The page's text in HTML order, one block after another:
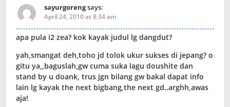
sayurgorengsays:
April 24, 2010 at 8:34 am
apa pula i2 zea? kok kayak judul lg dangdut?
yah,smangat deh,toho jd tolok ukur sukses di jepang? o
gitu ya,,baguslah,gw cuma suka lagu doushite dan
stand by u doank, trus jgn bilang gw bakal dapat info
lain lg kayak the next bigbang,the next gd..arghh,awas
aja!